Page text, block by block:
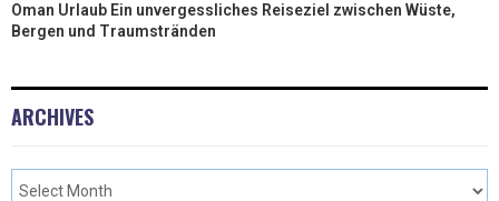
Oman Urlaub Ein unvergessliches Reiseziel zwischen Wüste,
Bergen und Traumstränden
ARCHIVES